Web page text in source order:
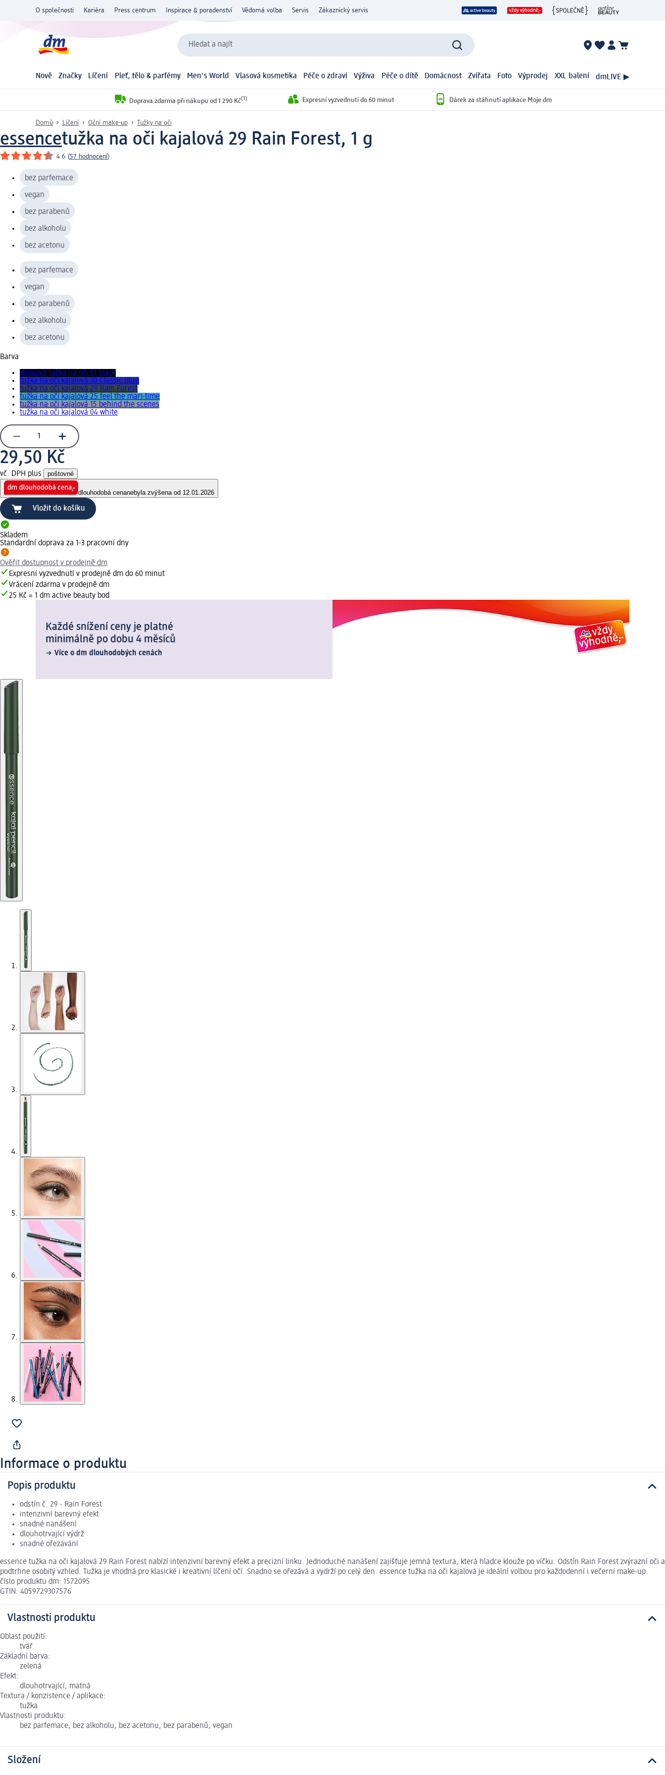
O společnosti Kariéra Press centrum Inspirace & poradenství Vědomá volba Servis Zákaznický servis
Hledat a najít
Nově Značky Líčení Pleť, tělo & parfémy Men's World Vlasová kosmetika Péče o zdraví Výživa Péče o dítě Domácnost Zvířata Foto Výprodej XXL balení dmLIVE ▶
Doprava zdarma při nákupu od 1 290 Kč(1) Expresní vyzvednutí do 60 minut Dárek za stáhnutí aplikace Moje dm
Domů Líčení Oční make-up Tužky na oči
essencetužka na oči kajalová 29 Rain Forest, 1 g
4.6 (57 hodnocení)
bez parfemace
vegan
bez parabenů
bez alkoholu
bez acetonu
bez parfemace
vegan
bez parabenů
bez alkoholu
bez acetonu
Barva
kajalová tužka na oči 01 black
tužka na oči kajalová 30 Classic Blue
tužka na oči kajalová 29 Rain Forest
tužka na oči kajalová 25 feel the mari-time
tužka na oči kajalová 15 behind the scenes
tužka na oči kajalová 04 white
29,50 Kč
vč. DPH plus poštovné
dlouhodobá cenanebyla zvýšena od 12.01.2026
Vložit do košíku
Skladem
Standardní doprava za 1-3 pracovní dny
Ověřit dostupnost v prodejně dm
Expresní vyzvednutí v prodejně dm do 60 minut
Vrácení zdarma v prodejně dm
25 Kč = 1 dm active beauty bod
Každé snížení ceny je platné
minimálně po dobu 4 měsíců
Více o dm dlouhodobých cenách
Informace o produktu
Popis produktu
odstín č. 29 - Rain Forest
intenzivní barevný efekt
snadné nanášení
dlouhotrvající výdrž
snadné ořezávání
essence tužka na oči kajalová 29 Rain Forest nabízí intenzivní barevný efekt a precizní linku. Jednoduché nanášení zajišťuje jemná textura, která hladce klouže po víčku. Odstín Rain Forest zvýrazní oči a
podtrhne osobitý vzhled. Tužka je vhodná pro klasické i kreativní líčení očí. Snadno se ořezává a vydrží po celý den. essence tužka na oči kajalová je ideální volbou pro každodenní i večerní make-up.
číslo produktu dm: 1572095
GTIN: 4059729307576
Vlastnosti produktu
Oblast použití:
tvář
Základní barva:
zelená
Efekt:
dlouhotrvající, matná
Textura / konzistence / aplikace:
tužka
Vlastnosti produktu:
bez parfemace, bez alkoholu, bez acetonu, bez parabenů, vegan
Složení